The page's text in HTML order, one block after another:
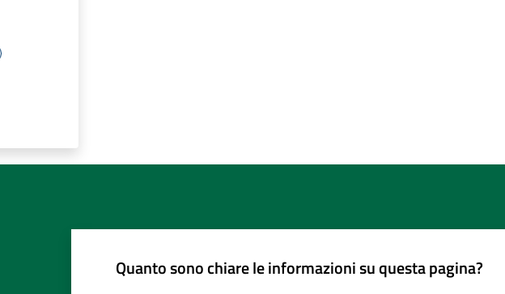
Quanto sono chiare le informazioni su questa pagina?